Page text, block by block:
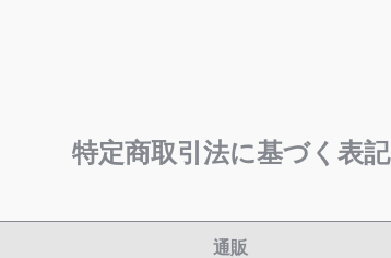
特定商取引法に基づく表記
通販